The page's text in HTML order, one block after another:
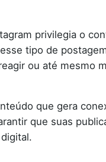
privilegia o
tipo de
ou até mesmo
que gera
que suas